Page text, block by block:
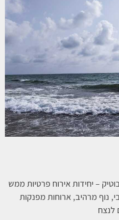
– יחידות אירוח פרטיות ממש
נוף מרהיב, ארוחות מפנקות
לנצח